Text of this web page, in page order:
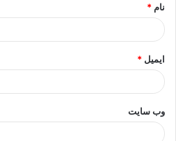
نام *
ایمیل *
وب‌ سایت